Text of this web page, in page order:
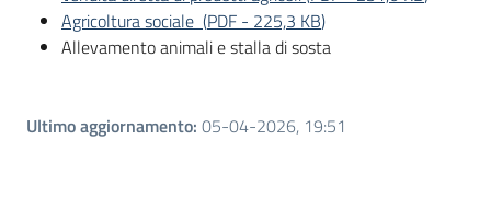
Agricoltura sociale (PDF - 225,3 KB)
Allevamento animali e stalla di sosta
Ultimo aggiornamento: 05-04-2026, 19:51